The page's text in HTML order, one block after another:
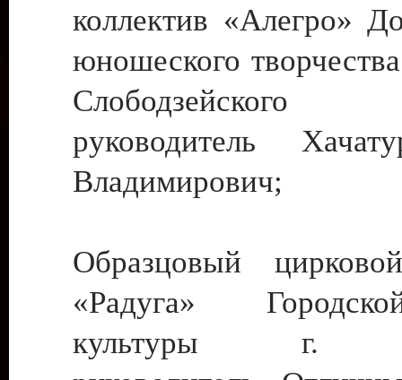
коллектив «Алегро»
юношеского
руководитель
Владимирович;
Образцовый
«Радуга»
культуры г.